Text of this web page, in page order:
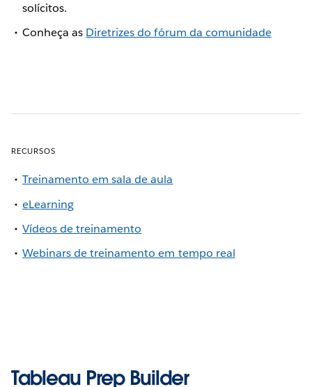
solícitos.
Conheça as Diretrizes do fórum da comunidade
RECURSOS
Treinamento em sala de aula
eLearning
Vídeos de treinamento
Webinars de treinamento em tempo real
Tableau Prep Builder